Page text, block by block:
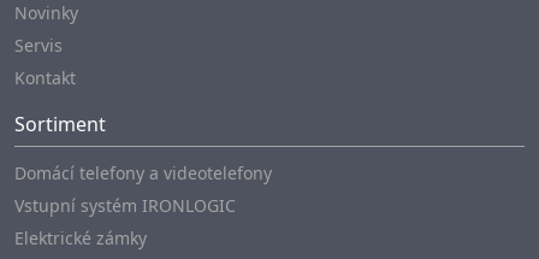
Novinky
Servis
Kontakt
Sortiment
Domácí telefony a videotelefony
Vstupní systém IRONLOGIC
Elektrické zámky